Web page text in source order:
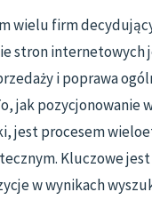
wielu firm
stron internetowych
i poprawa
jak pozycjonowanie
jest procesem
Kluczowe
w wynikach